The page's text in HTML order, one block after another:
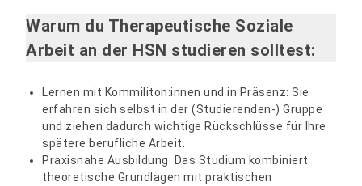
Warum du Therapeutische Soziale
Arbeit an der HSN studieren solltest:
Lernen mit Kommiliton:innen und in Präsenz: Sie
erfahren sich selbst in der (Studierenden-) Gruppe
und ziehen dadurch wichtige Rückschlüsse für Ihre
spätere berufliche Arbeit.
Praxisnahe Ausbildung: Das Studium kombiniert
theoretische Grundlagen mit praktischen